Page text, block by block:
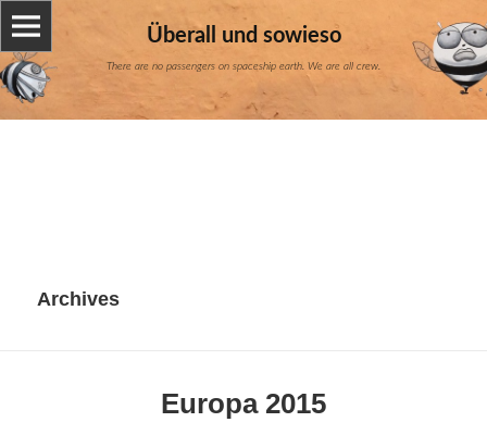
Überall und sowieso
There are no passengers on spaceship earth. We are all crew.
Archives
Europa 2015